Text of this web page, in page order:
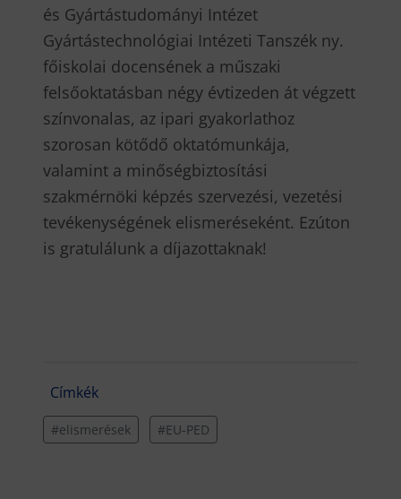
és Gyártástudományi Intézet
Gyártástechnológiai Intézeti Tanszék ny.
főiskolai docensének a műszaki
felsőoktatásban négy évtizeden át végzett
színvonalas, az ipari gyakorlathoz
szorosan kötődő oktatómunkája,
valamint a minőségbiztosítási
szakmérnöki képzés szervezési, vezetési
tevékenységének elismeréseként. Ezúton
is gratulálunk a díjazottaknak!
Címkék
#elismerések #EU-PED